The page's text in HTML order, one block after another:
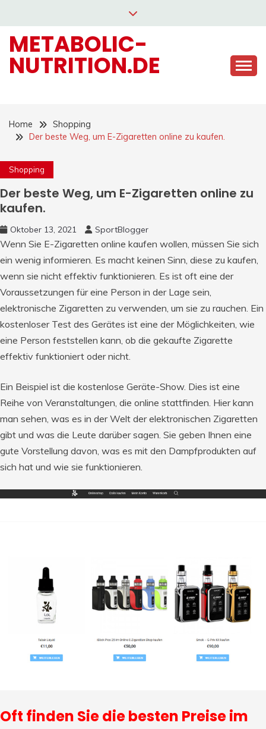
content
METABOLIC-
NUTRITION.DE
Home
Shopping
Der beste Weg, um E-Zigaretten online zu kaufen.
Shopping
Der beste Weg, um E-Zigaretten online zu
kaufen.
Oktober 13, 2021 SportBlogger
Wenn Sie E-Zigaretten online kaufen wollen, müssen Sie sich
ein wenig informieren. Es macht keinen Sinn, diese zu kaufen,
wenn sie nicht effektiv funktionieren. Es ist oft eine der
Voraussetzungen für eine Person in der Lage sein,
elektronische Zigaretten zu verwenden, um sie zu rauchen. Ein
kostenloser Test des Gerätes ist eine der Möglichkeiten, wie
eine Person feststellen kann, ob die gekaufte Zigarette
effektiv funktioniert oder nicht.
Ein Beispiel ist die kostenlose Geräte-Show. Dies ist eine
Reihe von Veranstaltungen, die online stattfinden. Hier kann
man sehen, was es in der Welt der elektronischen Zigaretten
gibt und was die Leute darüber sagen. Sie geben Ihnen eine
gute Vorstellung davon, was es mit den Dampfprodukten auf
sich hat und wie sie funktionieren.
Oft finden Sie die besten Preise im